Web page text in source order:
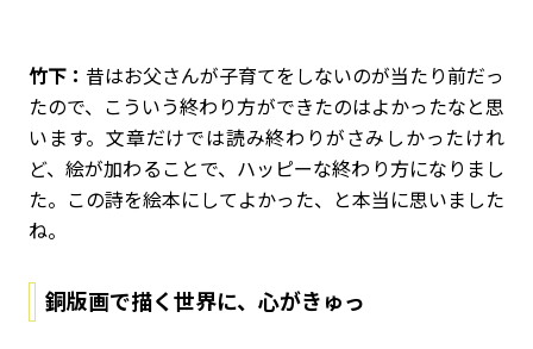
竹下： 昔はお父さんが子育てをしないのが当たり前だっ
たので、こういう終わり方ができたのはよかったなと思
います。文章だけでは読み終わりがさみしかったけれ
ど、絵が加わることで、ハッピーな終わり方になりまし
た。この詩を絵本にしてよかった、と本当に思いました
ね。
銅版画で描く世界に、心がきゅっ